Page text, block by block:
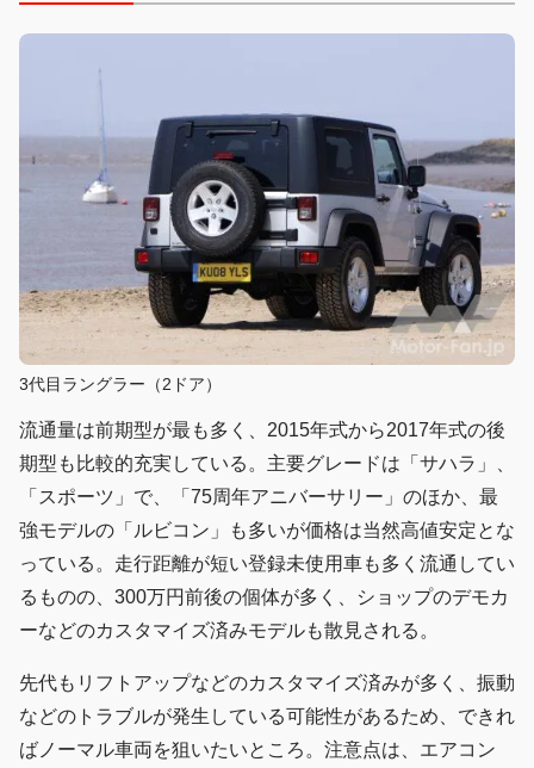
3代目ラングラー（2ドア）
流通量は前期型が最も多く、2015年式から2017年式の後
期型も比較的充実している。主要グレードは「サハラ」、
「スポーツ」で、「75周年アニバーサリー」のほか、最
強モデルの「ルビコン」も多いが価格は当然高値安定とな
っている。走行距離が短い登録未使用車も多く流通してい
るものの、300万円前後の個体が多く、ショップのデモカ
ーなどのカスタマイズ済みモデルも散見される。
先代もリフトアップなどのカスタマイズ済みが多く、振動
などのトラブルが発生している可能性があるため、できれ
ばノーマル車両を狙いたいところ。注意点は、エアコン